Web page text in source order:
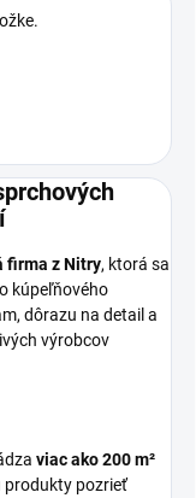
firma z Nitry, ktorá sa
kúpeľňového
dôrazu na detail a
výrobcov
viac ako 200 m²
produkty pozrieť